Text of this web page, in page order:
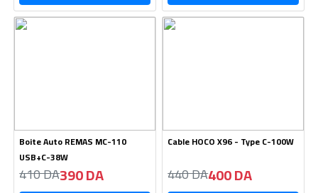
Boite Auto REMAS MC-110
USB+C-38W
410 DA390 DA
Cable HOCO X96 - Type C-100W
440 DA400 DA